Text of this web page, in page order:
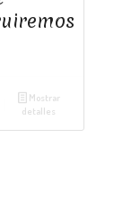
Mostrar
detalles